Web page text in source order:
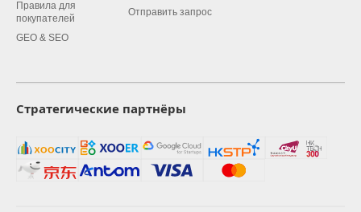
Правила для
покупателей
GEO & SEO
Отправить запрос
Стратегические партнёры